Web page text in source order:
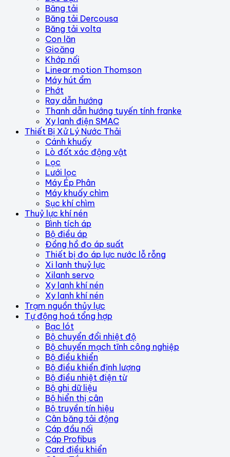
Băng tải
Băng tải Dercousa
Băng tải volta
Con lăn
Gioăng
Khớp nối
Linear motion Thomson
Máy hút ẩm
Phớt
Ray dẫn hướng
Thanh dẫn hướng tuyến tính franke
Xy lanh điện SMAC
Thiết Bị Xử Lý Nước Thải
Cánh khuấy
Lò đốt xác động vật
Lọc
Lưới lọc
Máy Ép Phân
Máy khuấy chìm
Sục khí chìm
Thuỷ lực khí nén
Bình tích áp
Bộ điều áp
Đồng hồ đo áp suất
Thiết bị đo áp lực nước lỗ rỗng
Xi lanh thuỷ lực
Xilanh servo
Xy lanh khí nén
Xy lanh khí nén
Trạm nguồn thủy lực
Tự động hoá tổng hợp
Bạc lót
Bộ chuyển đổi nhiệt độ
Bộ chuyển mạch tĩnh công nghiệp
Bộ điều khiển
Bộ điều khiển định lượng
Bộ điều nhiệt điện từ
Bộ ghi dữ liệu
Bộ hiển thị cân
Bộ truyền tín hiệu
Cân băng tải động
Cáp đầu nối
Cáp Profibus
Card điều khiển